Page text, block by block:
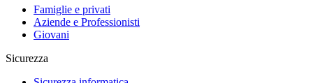
Famiglie e privati
Aziende e Professionisti
Giovani
Sicurezza